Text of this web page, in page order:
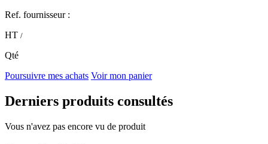
Ref. fournisseur :
HT /
Qté
Poursuivre mes achats Voir mon panier
Derniers produits consultés
Vous n'avez pas encore vu de produit